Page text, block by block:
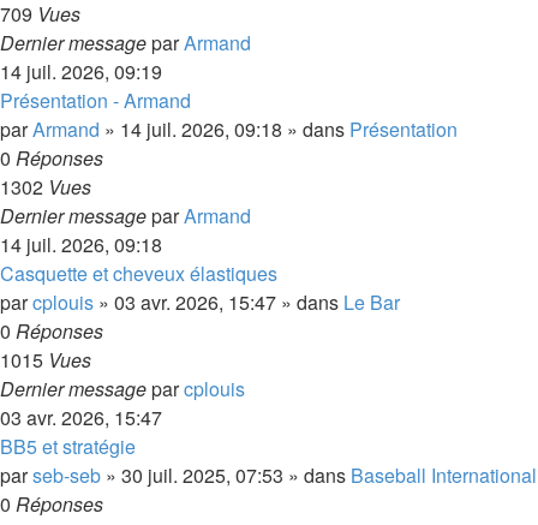
709 Vues
Dernier messageparArmand
14 juil. 2026, 09:19
Présentation - Armand
parArmand » 14 juil. 2026, 09:18 » dans Présentation
0 Réponses
1302 Vues
Dernier messageparArmand
14 juil. 2026, 09:18
Casquette et cheveux élastiques
parcplouis » 03 avr. 2026, 15:47 » dans Le Bar
0 Réponses
1015 Vues
Dernier messageparcplouis
03 avr. 2026, 15:47
BB5 et stratégie
parseb-seb » 30 juil. 2025, 07:53 » dans Baseball International
0 Réponses